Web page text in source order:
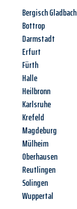
Bergisch Gladbach
Bottrop
Darmstadt
Erfurt
Fürth
Halle
Heilbronn
Karlsruhe
Krefeld
Magdeburg
Mülheim
Oberhausen
Reutlingen
Solingen
Wuppertal